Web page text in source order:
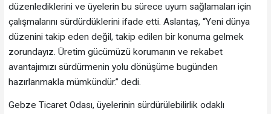
düzenlediklerini ve üyelerin bu sürece uyum sağlamaları için
çalışmalarını sürdürdüklerini ifade etti. Aslantaş, “Yeni dünya
düzenini takip eden değil, takip edilen bir konuma gelmek
zorundayız. Üretim gücümüzü korumanın ve rekabet
avantajımızı sürdürmenin yolu dönüşüme bugünden
hazırlanmakla mümkündür.” dedi.
Gebze Ticaret Odası, üyelerinin sürdürülebilirlik odaklı